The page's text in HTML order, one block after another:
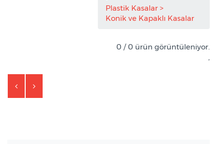
Plastik Kasalar
Konik ve Kapaklı Kasalar
0 / 0 ürün görüntüleniyor.
,